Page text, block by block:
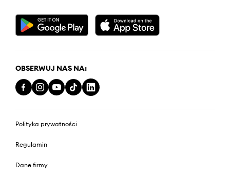
OBSERWUJ NAS NA:
Polityka prywatności
Regulamin
Dane firmy